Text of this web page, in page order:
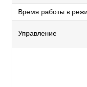
Управление